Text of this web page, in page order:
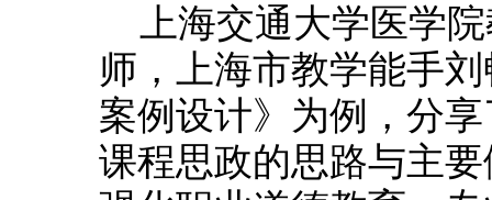
上海交通大学医学
师，上海市教学能手
案例设计》为例，分
课程思政的思路与主